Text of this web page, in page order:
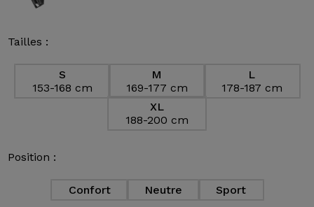
Tailles :
S
153-168 cm
M
169-177 cm
L
178-187 cm
XL
188-200 cm
Position :
Confort Neutre Sport